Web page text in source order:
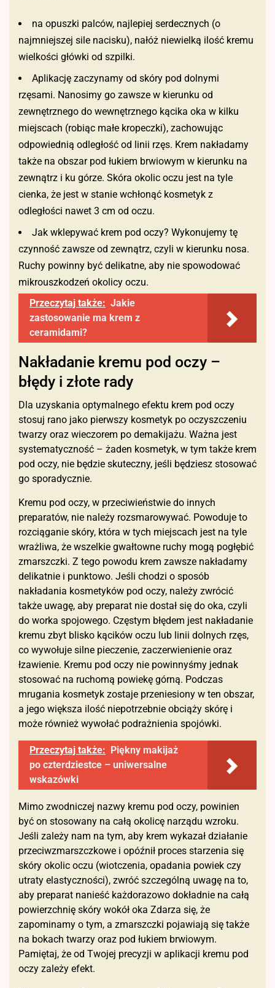
na opuszki palców, najlepiej serdecznych (o
najmniejszej sile nacisku), nałóż niewielką ilość kremu
wielkości główki od szpilki.
Aplikację zaczynamy od skóry pod dolnymi
rzęsami. Nanosimy go zawsze w kierunku od
zewnętrznego do wewnętrznego kącika oka w kilku
miejscach (robiąc małe kropeczki), zachowując
odpowiednią odległość od linii rzęs. Krem nakładamy
także na obszar pod łukiem brwiowym w kierunku na
zewnątrz i ku górze. Skóra okolic oczu jest na tyle
cienka, że jest w stanie wchłonąć kosmetyk z
odległości nawet 3 cm od oczu.
Jak wklepywać krem pod oczy? Wykonujemy tę
czynność zawsze od zewnątrz, czyli w kierunku nosa.
Ruchy powinny być delikatne, aby nie spowodować
mikrouszkodzeń okolicy oczu.
Przeczytaj także: Jakie
zastosowanie ma krem z
ceramidami?
Nakładanie kremu pod oczy –
błędy i złote rady
Dla uzyskania optymalnego efektu krem pod oczy
stosuj rano jako pierwszy kosmetyk po oczyszczeniu
twarzy oraz wieczorem po demakijażu. Ważna jest
systematyczność – żaden kosmetyk, w tym także krem
pod oczy, nie będzie skuteczny, jeśli będziesz stosować
go sporadycznie.
Kremu pod oczy, w przeciwieństwie do innych
preparatów, nie należy rozsmarowywać. Powoduje to
rozciąganie skóry, która w tych miejscach jest na tyle
wrażliwa, że wszelkie gwałtowne ruchy mogą pogłębić
zmarszczki. Z tego powodu krem zawsze nakładamy
delikatnie i punktowo. Jeśli chodzi o sposób
nakładania kosmetyków pod oczy, należy zwrócić
także uwagę, aby preparat nie dostał się do oka, czyli
do worka spojowego. Częstym błędem jest nakładanie
kremu zbyt blisko kącików oczu lub linii dolnych rzęs,
co wywołuje silne pieczenie, zaczerwienienie oraz
łzawienie. Kremu pod oczy nie powinnyśmy jednak
stosować na ruchomą powiekę górną. Podczas
mrugania kosmetyk zostaje przeniesiony w ten obszar,
a jego większa ilość niepotrzebnie obciąży skórę i
może również wywołać podrażnienia spojówki.
Przeczytaj także: Piękny makijaż
po czterdziestce – uniwersalne
wskazówki
Mimo zwodniczej nazwy kremu pod oczy, powinien
być on stosowany na całą okolicę narządu wzroku.
Jeśli zależy nam na tym, aby krem wykazał działanie
przeciwzmarszczkowe i opóźnił proces starzenia się
skóry okolic oczu (wiotczenia, opadania powiek czy
utraty elastyczności), zwróć szczególną uwagę na to,
aby preparat nanieść każdorazowo dokładnie na całą
powierzchnię skóry wokół oka Zdarza się, że
zapominamy o tym, a zmarszczki pojawiają się także
na bokach twarzy oraz pod łukiem brwiowym.
Pamiętaj, że od Twojej precyzji w aplikacji kremu pod
oczy zależy efekt.